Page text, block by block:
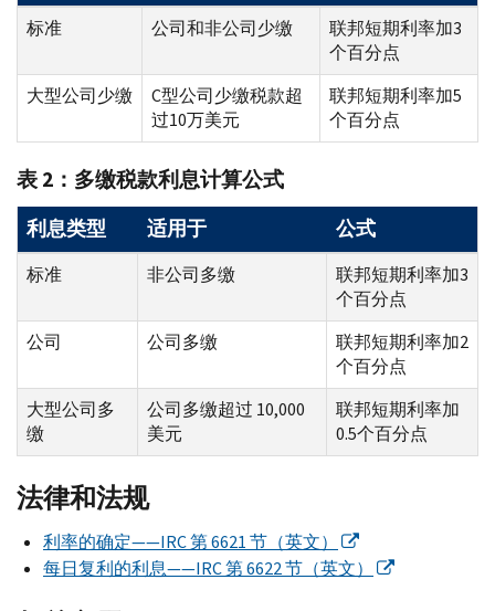
标准 公司和非公司少缴
联邦短期利率加3
个百分点
大型公司少缴
C型公司少缴税款超
过10万美元
联邦短期利率加5
个百分点
表 2：多缴税款利息计算公式
利息类型 适用于 公式
标准 非公司多缴
联邦短期利率加3
个百分点
公司
公司多缴
联邦短期利率加2
个百分点
大型公司多
缴
公司多缴超过 10,000
美元
联邦短期利率加
0.5个百分点
法律和法规
利率的确定——IRC第 6621 节（英文）
每日复利的利息——IRC第 6622 节（英文）